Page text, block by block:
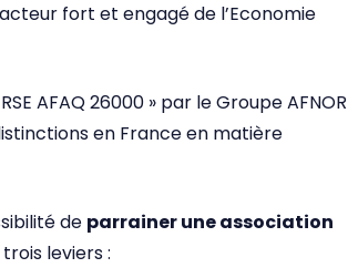
fort et engagé de l’Economie
AFAQ 26000 » par le Groupe AFNOR
en France en matière
de parrainer une association
leviers :